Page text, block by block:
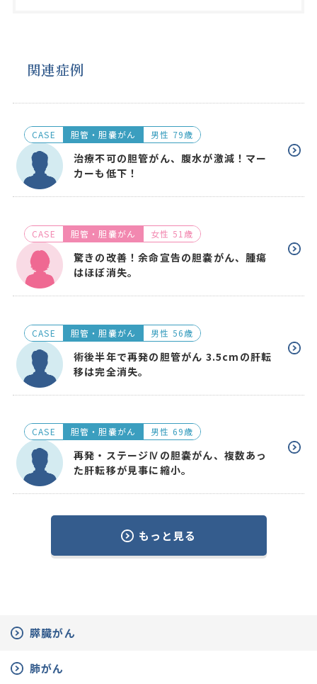
関連症例
CASE 胆管・胆嚢がん 男性 79歳
治療不可の胆管がん、腹水が激減！マー
カーも低下！
CASE 胆管・胆嚢がん 女性 51歳
驚きの改善！余命宣告の胆嚢がん、腫瘍
はほぼ消失。
CASE 胆管・胆嚢がん 男性 56歳
術後半年で再発の胆管がん 3.5cmの肝転
移は完全消失。
CASE 胆管・胆嚢がん 男性 69歳
再発・ステージⅣの胆嚢がん、複数あっ
た肝転移が見事に縮小。
もっと見る
膵臓がん
肺がん